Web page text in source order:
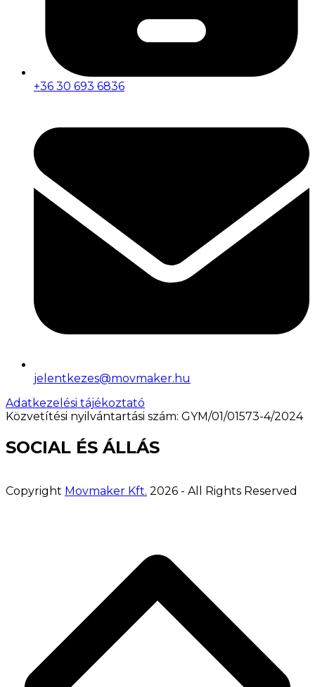
+36 30 693 6836
jelentkezes@movmaker.hu
Adatkezelési tájékoztató
Közvetítési nyilvántartási szám: GYM/01/01573-4/2024
SOCIAL ÉS ÁLLÁS
Copyright Movmaker Kft. 2026 - All Rights Reserved